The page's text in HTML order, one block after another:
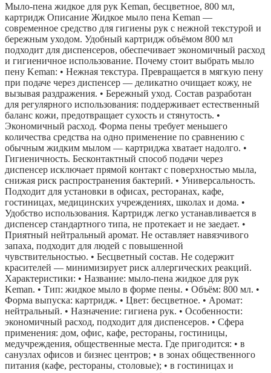
Мыло-пена жидкое для рук Keman, бесцветное, 800 мл,
картридж Описание Жидкое мыло пена Keman —
современное средство для гигиены рук с нежной текстурой и
бережным уходом. Удобный картридж объёмом 800 мл
подходит для диспенсеров, обеспечивает экономичный расход
и гигиеничное использование. Почему стоит выбрать мыло
пену Keman: • Нежная текстура. Превращается в мягкую пену
при подаче через диспенсер — деликатно очищает кожу, не
вызывая раздражения. • Бережный уход. Состав разработан
для регулярного использования: поддерживает естественный
баланс кожи, предотвращает сухость и стянутость. •
Экономичный расход. Форма пены требует меньшего
количества средства на одно применение по сравнению с
обычным жидким мылом — картриджа хватает надолго. •
Гигиеничность. Бесконтактный способ подачи через
диспенсер исключает прямой контакт с поверхностью мыла,
снижая риск распространения бактерий. • Универсальность.
Подходит для установки в офисах, ресторанах, кафе,
гостиницах, медицинских учреждениях, школах и дома. •
Удобство использования. Картридж легко устанавливается в
диспенсер стандартного типа, не протекает и не заедает. •
Приятный нейтральный аромат. Не оставляет навязчивого
запаха, подходит для людей с повышенной
чувствительностью. • Бесцветный состав. Не содержит
красителей — минимизирует риск аллергических реакций.
Характеристики: • Название: мыло-пена жидкое для рук
Keman. • Тип: жидкое мыло в форме пены. • Объём: 800 мл. •
Форма выпуска: картридж. • Цвет: бесцветное. • Аромат:
нейтральный. • Назначение: гигиена рук. • Особенности:
экономичный расход, подходит для диспенсеров. • Сфера
применения: дом, офис, кафе, рестораны, гостиницы,
медучреждения, общественные места. Где пригодится: • в
санузлах офисов и бизнес центров; • в зонах общественного
питания (кафе, рестораны, столовые); • в гостиницах и